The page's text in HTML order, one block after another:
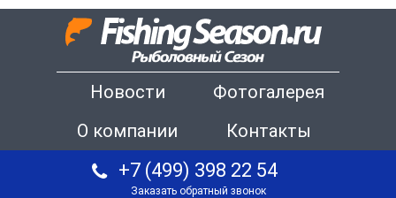
Новости
Фотогалерея
О компании
Контакты
+7 (499) 398 22 54
Заказать обратный звонок